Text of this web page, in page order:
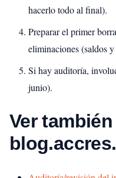
hacerlo todo al final).
Preparar el primer
eliminaciones (saldos
Si hay auditoría,
junio).
Ver